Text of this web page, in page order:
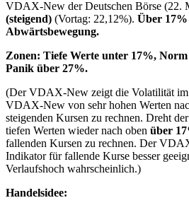
VDAX-New der Deutschen Börse (22.
(steigend) (Vortag: 22,12%). Über
Abwärtsbewegung.
Zonen: Tiefe Werte unter 17%, Norm
Panik über 27%.
(Der VDAX-New zeigt die Volatilität
VDAX-New von sehr hohen Werten
steigenden Kursen zu rechnen. Dreht
tiefen Werten wieder nach oben über
fallenden Kursen zu rechnen. Der
Indikator für fallende Kurse besser
Verlaufshoch wahrscheinlich.)
Handelsidee: